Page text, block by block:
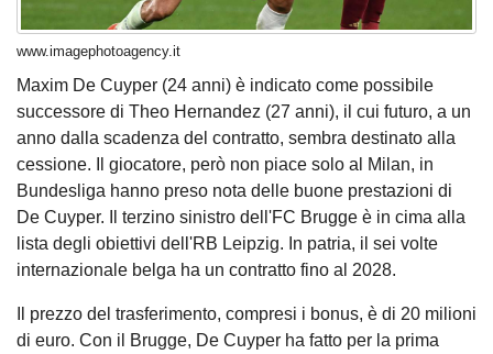
www.imagephotoagency.it
Maxim De Cuyper (24 anni) è indicato come possibile
successore di Theo Hernandez (27 anni), il cui futuro, a un
anno dalla scadenza del contratto, sembra destinato alla
cessione. Il giocatore, però non piace solo al Milan, in
Bundesliga hanno preso nota delle buone prestazioni di
De Cuyper. Il terzino sinistro dell'FC Brugge è in cima alla
lista degli obiettivi dell'RB Leipzig. In patria, il sei volte
internazionale belga ha un contratto fino al 2028.
Il prezzo del trasferimento, compresi i bonus, è di 20 milioni
di euro. Con il Brugge, De Cuyper ha fatto per la prima